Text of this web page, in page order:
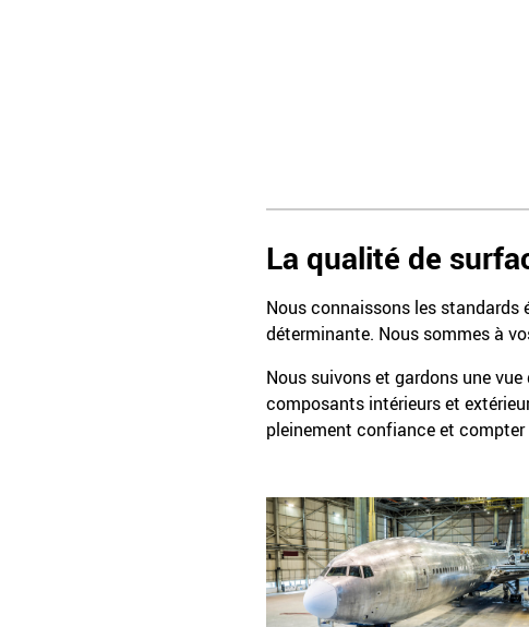
La qualité de
Nous connaissons les standards
déterminante. Nous sommes à
Nous suivons et gardons une
composants intérieurs et
pleinement confiance et compter